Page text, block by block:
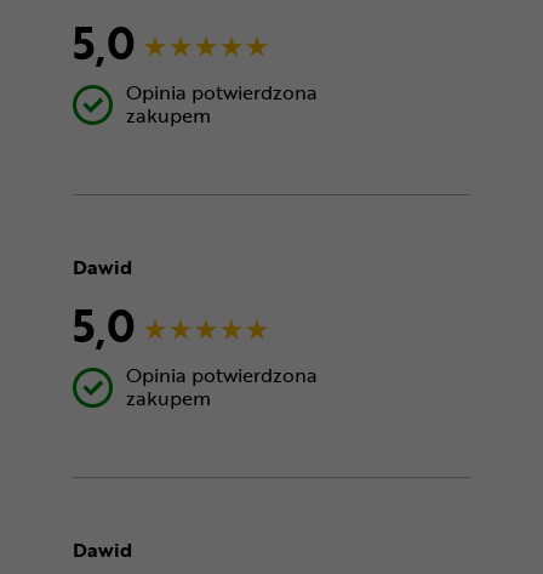
5,0
Opinia potwierdzona
zakupem
Dawid
5,0
Opinia potwierdzona
zakupem
Dawid